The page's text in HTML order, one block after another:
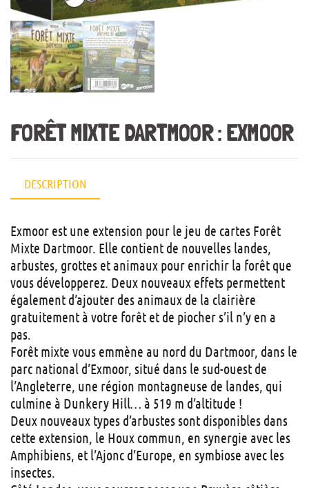
FORÊT MIXTE DARTMOOR : EXMOOR
DESCRIPTION
Exmoor est une extension pour le jeu de cartes Forêt
Mixte Dartmoor. Elle contient de nouvelles landes,
arbustes, grottes et animaux pour enrichir la forêt que
vous développerez. Deux nouveaux effets permettent
également d’ajouter des animaux de la clairière
gratuitement à votre forêt et de piocher s’il n’y en a
pas.
Forêt mixte vous emmène au nord du Dartmoor, dans le
parc national d’Exmoor, situé dans le sud-ouest de
l’Angleterre, une région montagneuse de landes, qui
culmine à Dunkery Hill… à 519 m d’altitude !
Deux nouveaux types d’arbustes sont disponibles dans
cette extension, le Houx commun, en synergie avec les
Amphibiens, et l’Ajonc d’Europe, en symbiose avec les
insectes.